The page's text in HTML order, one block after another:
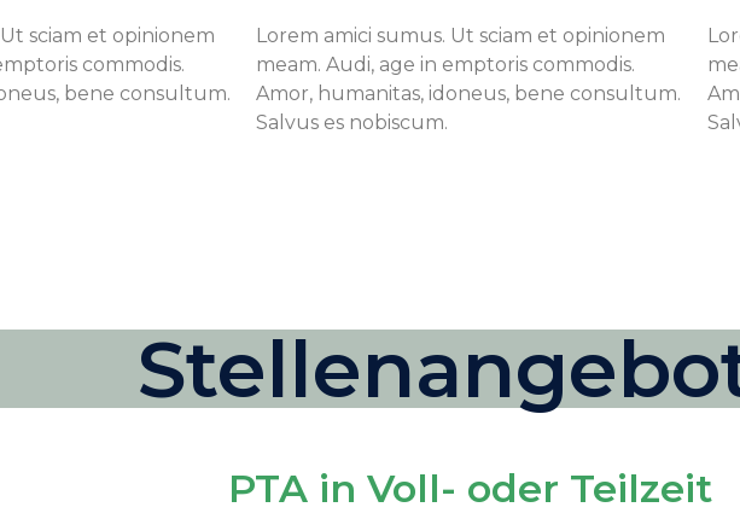
sciam et opinionem
commodis.
bene consultum.
Lorem amici sumus. Ut sciam et opinionem
meam. Audi, age in emptoris commodis.
Amor, humanitas, idoneus, bene consultum.
Salvus es nobiscum.
PTA in Voll- oder Teilzeit